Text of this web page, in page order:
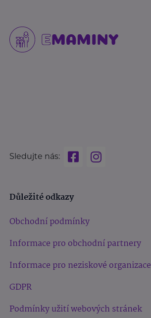
Sledujte nás:
Důležité odkazy
Obchodní podmínky
Informace pro obchodní partnery
Informace pro neziskové organizace
GDPR
Podmínky užití webových stránek